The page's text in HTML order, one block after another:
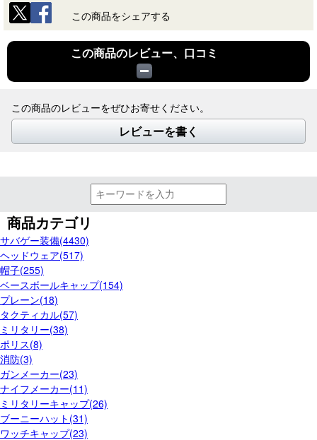
この商品をシェアする
この商品のレビュー、口コミ
この商品のレビューをぜひお寄せください。
レビューを書く
商品カテゴリ
サバゲー装備(4430)
ヘッドウェア(517)
帽子(255)
ベースボールキャップ(154)
プレーン(18)
タクティカル(57)
ミリタリー(38)
ポリス(8)
消防(3)
ガンメーカー(23)
ナイフメーカー(11)
ミリタリーキャップ(26)
ブーニーハット(31)
ワッチキャップ(23)